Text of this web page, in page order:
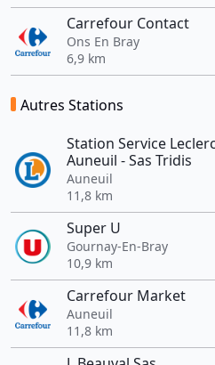
Carrefour Contact
Ons En Bray
6,9 km
Autres Stations
Station Service Leclerc
Auneuil - Sas Tridis
Auneuil
11,8 km
Super U
Gournay-En-Bray
10,9 km
Carrefour Market
Auneuil
11,8 km